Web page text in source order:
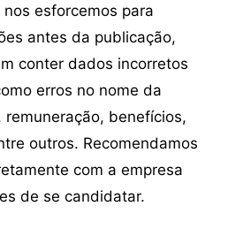
nos esforcemos para
antes da publicação,
conter dados incorretos
erros no nome da
benefícios,
outros. Recomendamos
com a empresa
de se candidatar.